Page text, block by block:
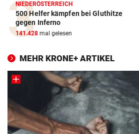
NIEDERÖSTERREICH
500 Helfer kämpfen bei Gluthitze
gegen Inferno
141.428 mal gelesen
MEHR KRONE+ ARTIKEL